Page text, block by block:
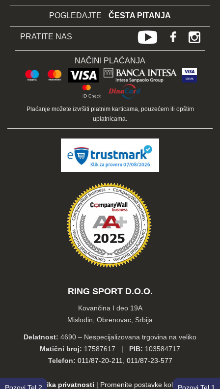
POGLEDAJTE ČESTA PITANJA
PRATITE NAS
NAČINI PLAĆANJA
Plaćanje možete izvršiti platnim karticama, pouzećem ili opštim
uplatnicama.
RING SPORT D.O.O.
Kovančina I deo 19A
Mislođin, Obrenovac, Srbija
Delatnost: 4690 – Nespecijalizovana trgovina na veliko
Matični broj: 17587617 | PIB: 103584717
Telefon: 011/87-20-211 011/87-23-577
Politika privatnosti | Promenite postavke kolačića